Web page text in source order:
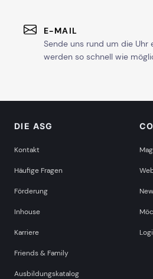
E-MAIL
Sende uns rund um die Uhr
werden so schnell wie
DIE ASG
Kontakt
Häufige Fragen
Förderung
Inhouse
Karriere
Friends & Family
Ausbildungskatalog